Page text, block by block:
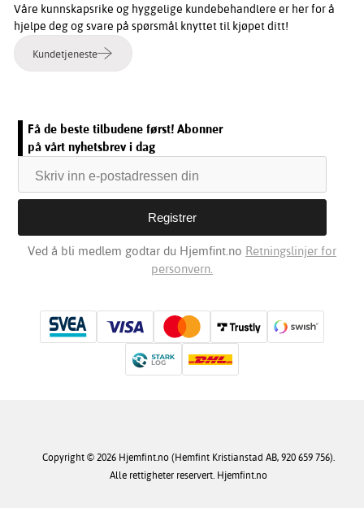
Våre kunnskapsrike og hyggelige kundebehandlere er her for å
hjelpe deg og svare på spørsmål knyttet til kjøpet ditt!
Kundetjeneste
Få de beste tilbudene først! Abonner
på vårt nyhetsbrev i dag
Ved å bli medlem godtar du Hjemfint.no Retningslinjer for
personvern.
Copyright © 2026 Hjemfint.no (Hemfint Kristianstad AB, 920 659 756).
Alle rettigheter reservert. Hjemfint.no